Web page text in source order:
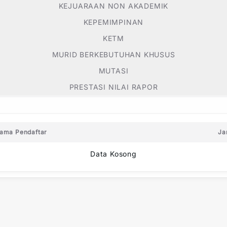
KEJUARAAN NON AKADEMIK
KEPEMIMPINAN
KETM
MURID BERKEBUTUHAN KHUSUS
MUTASI
PRESTASI NILAI RAPOR
Pendaftar
Data Kosong